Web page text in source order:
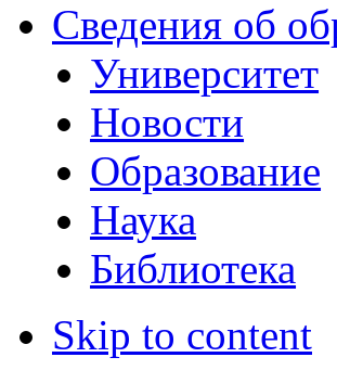
Сведения об
Университет
Новости
Образование
Наука
Библиотека
Skip to content